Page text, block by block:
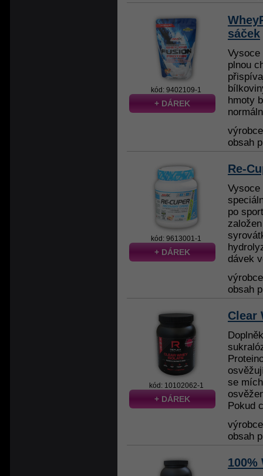
kód: 9402109-1
+ DÁREK
sáček
plnou
hmoty
obsah
kód: 9613001-1
+ DÁREK
Re-
Vysoce
po
dávek
obsah
kód: 10102062-1
+ DÁREK
Clear
se
Pokud
obsah
100%